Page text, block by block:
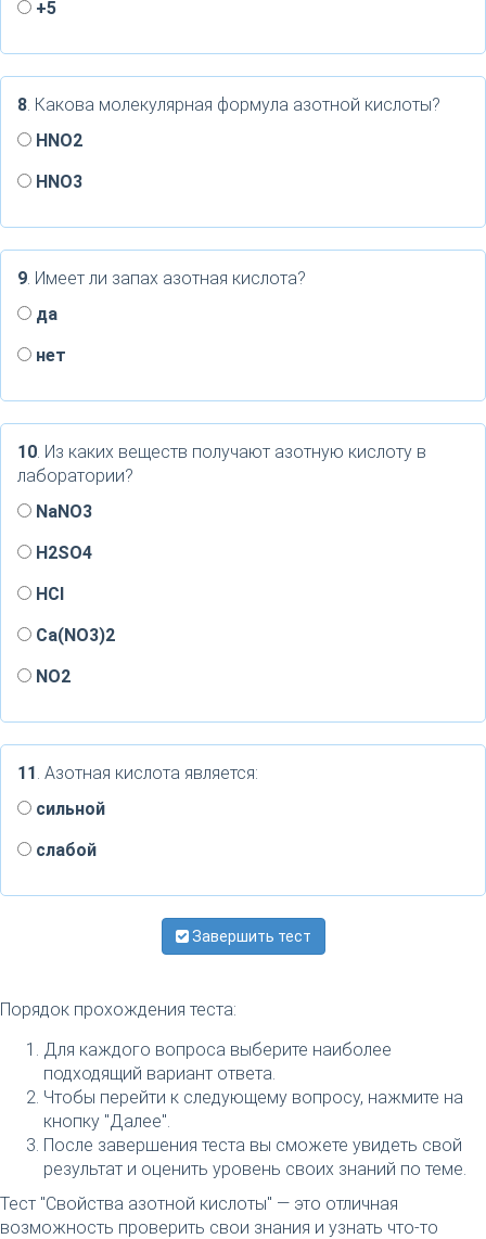
+5
8. Какова молекулярная формула азотной кислоты?
HNO2
HNO3
9. Имеет ли запах азотная кислота?
да
нет
10. Из каких веществ получают азотную кислоту в
лаборатории?
NaNO3
H2SO4
HCl
Ca(NO3)2
NO2
11. Азотная кислота является:
сильной
слабой
Завершить тест
Порядок прохождения теста:
Для каждого вопроса выберите наиболее
подходящий вариант ответа.
Чтобы перейти к следующему вопросу, нажмите на
кнопку "Далее".
После завершения теста вы сможете увидеть свой
результат и оценить уровень своих знаний по теме.
Тест "Свойства азотной кислоты" — это отличная
возможность проверить свои знания и узнать что-то